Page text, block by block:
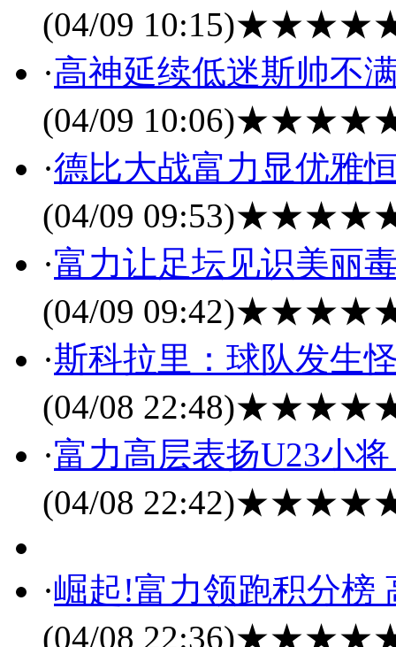
(04/09 10:15)
·高神延续低迷斯帅不
(04/09 10:06)
·德比大战富力显优雅
(04/09 09:53)
·富力让足坛见识美丽
(04/09 09:42)
·斯科拉里：球队发生
(04/08 22:48)
·富力高层表扬U23小
(04/08 22:42)
·崛起!富力领跑积分榜
(04/08 22:36)